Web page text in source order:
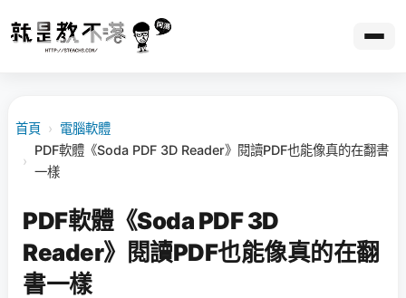
首頁 › 電腦軟體
›
PDF軟體《Soda PDF 3D Reader》閱讀PDF也能像真的在翻書
一樣
PDF軟體《Soda PDF 3D
Reader》閱讀PDF也能像真的在翻
書一樣